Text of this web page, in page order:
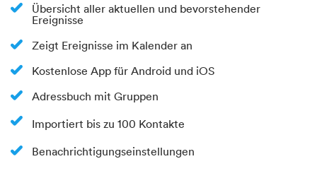
Übersicht aller aktuellen und bevorstehender
Ereignisse
Zeigt Ereignisse im Kalender an
Kostenlose App für Android und iOS
Adressbuch mit Gruppen
Importiert bis zu 100 Kontakte
Benachrichtigungseinstellungen